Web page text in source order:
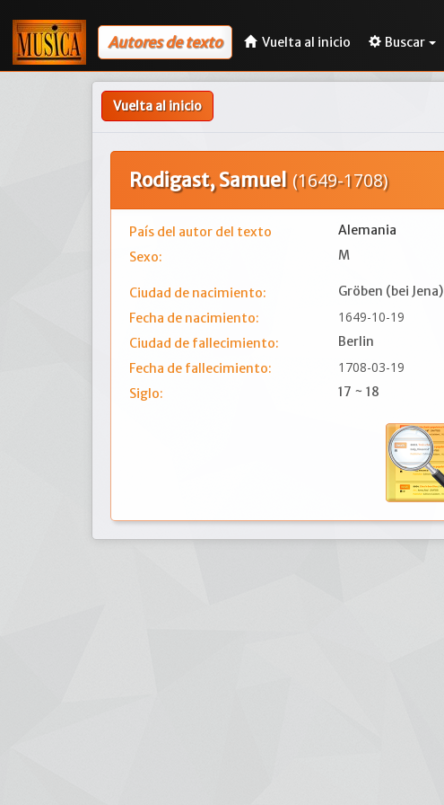
Autores de texto Vuelta al inicio Buscar
Vuelta al inicio
Rodigast, Samuel (1649-1708)
País del autor del texto
Alemania
Sexo:
M
Ciudad de nacimiento:
Gröben (bei Jena)
Fecha de nacimiento:
1649-10-19
Ciudad de fallecimiento:
Berlin
Fecha de fallecimiento:
1708-03-19
Siglo: 17 ~ 18